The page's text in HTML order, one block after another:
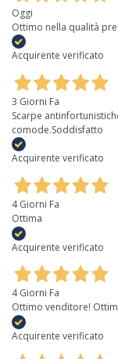
Oggi
Ottimo nella qualità
Acquirente verificato
3 Giorni Fa
Scarpe
comode.Soddisfatto
Acquirente verificato
4 Giorni Fa
Ottima
Acquirente verificato
4 Giorni Fa
Ottimo venditore!
Acquirente verificato